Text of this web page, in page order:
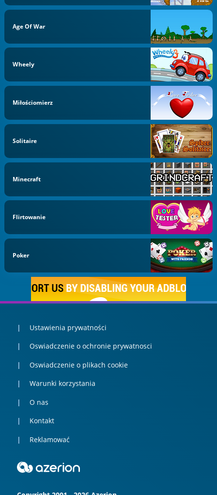
Age Of War
Wheely
Miłościomierz
Solitaire
Minecraft
Flirtowanie
Poker
Ustawienia prywatności
Oswiadczenie o ochronie prywatnosci
Oswiadczenie o plikach cookie
Warunki korzystania
O nas
Kontakt
Reklamować